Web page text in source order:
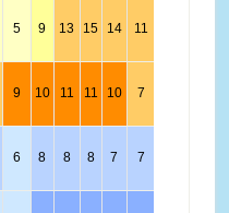
5 9 13 15 14 11
9 10 11 11 10 7
6 8 8 8 7 7